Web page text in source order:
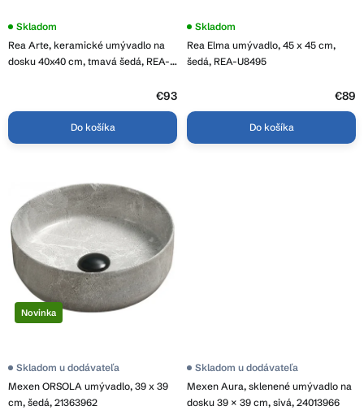
o
v
Rea Arte, keramické umývadlo na
dosku 40x40 cm, tmavá šedá, REA-
Skladom
€93
Do košíka
Rea Elma umývadlo, 45 x 45 cm,
šedá, REA-U8495
Skladom
€89
Do košíka
Novinka
Mexen ORSOLA umývadlo, 39 x 39
cm, šedá, 21363962
Skladom u dodávateľa
Mexen Aura, sklenené umývadlo na
dosku 39 × 39 cm, sivá, 24013966
Skladom u dodávateľa